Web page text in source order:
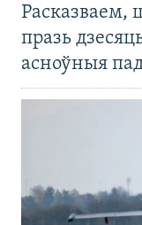
Расказваем,
празь
асноўныя